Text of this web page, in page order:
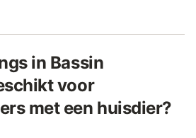
in Bassin
voor
met een huisdier?